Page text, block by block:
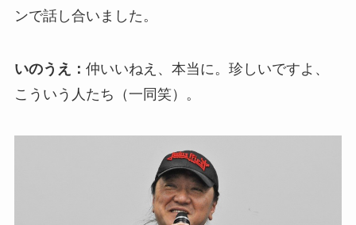
ンで話し合いました。
いのうえ： 仲いいねえ、本当に。珍しいですよ、
こういう人たち（一同笑）。